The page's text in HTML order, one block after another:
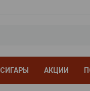
СИГАРЫ АКЦИИ